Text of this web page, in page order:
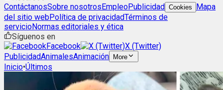
ContáctanosSobre nosotrosEmpleoPublicidad Cookies
Mapa
del sitio webPolítica de privacidadTérminos de
servicioNormas editoriales y ética
Síguenos en
Facebook
X (Twitter)
PublicidadAnimalesAnimación More
Inicio•Últimos